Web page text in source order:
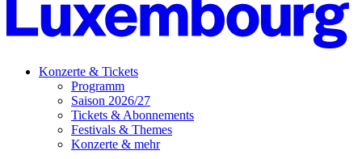
Konzerte & Tickets
Programm
Saison 2026/27
Tickets & Abonnements
Festivals & Themes
Konzerte & mehr